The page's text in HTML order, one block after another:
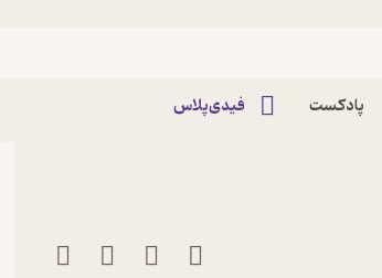
پادکست فیدی‌پلاس
اثر می می